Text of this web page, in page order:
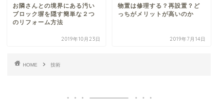
お隣さんとの境界にある汚い
ブロック塀を隠す簡単な２つ
のリフォーム方法
2019年10月23日
物置は修理する？再設置？ど
っちがメリットが高いのか
2019年7月14日
HOME 技術